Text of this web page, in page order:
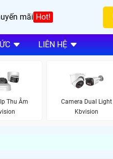
mãi Hot!
LIÊN HỆ
Thu Âm
Camera Dual Light
Kbvision